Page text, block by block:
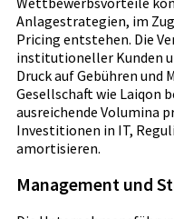
Anlagestrategien, im
Pricing entstehen. Die
institutioneller Kunden
Druck auf Gebühren und
Gesellschaft wie Laiqon
ausreichende Volumina
Investitionen in IT,
amortisieren.
Management und